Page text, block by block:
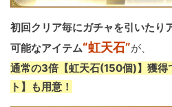
初回クリア毎にガチャを引いたり
可能なアイテム“虹天石”が、
通常の3倍【虹天石(150個)】獲得
ト】も用意！